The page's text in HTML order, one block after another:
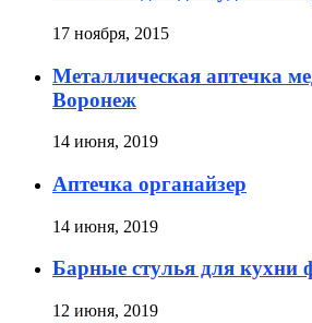
17 ноября, 2015
Металлическая аптечка
Воронеж
14 июня, 2019
Аптечка органайзер
14 июня, 2019
Барные стулья для кухни
12 июня, 2019